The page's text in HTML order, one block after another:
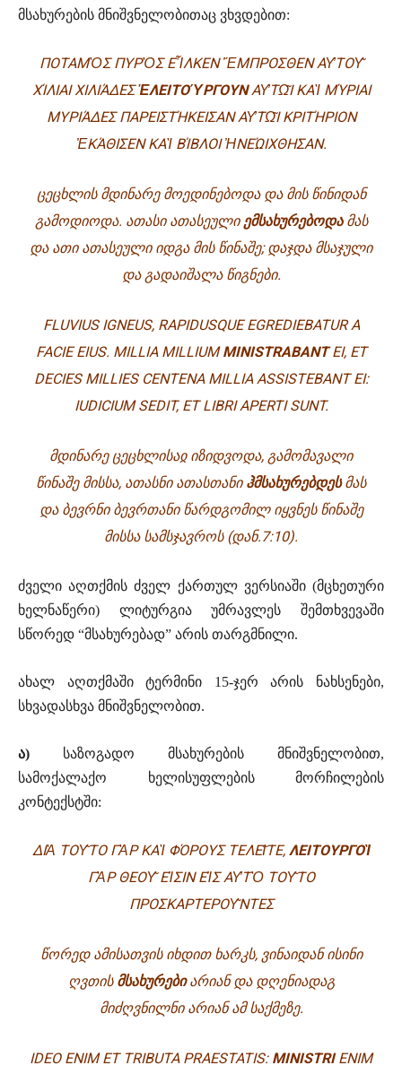
მსახურების მნიშვნელობითაც ვხვდებით:
ΠΟΤΑΜῸΣ ΠΥΡῸΣ ΕἿΛΚΕΝἜΜΠΡΟΣΘΕΝ ΑΥ̓ΤΟΥ͂
ΧΊΛΙΑΙ ΧΙΛΙΆΔΕΣἘΛΕΙΤΟΎΡΓΟΥΝΑΥ̓ΤΩ͂Ι ΚΑῚΜΎΡΙΑΙ
ΜΥΡΙΆΔΕΣ ΠΑΡΕΙΣΤΉΚΕΙΣΑΝ ΑΥ̓ΤΩ͂Ι ΚΡΙΤΉΡΙΟΝ
ἘΚΆΘΙΣΕΝ ΚΑῚΒΊΒΛΟΙἨΝΕΏΙ ΧΘΗΣΑΝ.
ᲪᲔᲪᲮᲚᲘᲡ ᲛᲓᲘᲜᲐᲠᲔ ᲛᲝᲔᲓᲘᲜᲔᲑᲝᲓᲐ ᲓᲐ ᲛᲘᲡ ᲬᲘᲜᲘᲓᲐᲜ
ᲒᲐᲛᲝᲓᲘᲝᲓᲐ. ᲐᲗᲐᲡᲘ ᲐᲗᲐᲡᲔᲣᲚᲘᲔᲛᲡᲐᲮᲣᲠᲔᲑᲝᲓᲐᲛᲐᲡ
ᲓᲐ ᲐᲗᲘ ᲐᲗᲐᲡᲔᲣᲚᲘ ᲘᲓᲒᲐ ᲛᲘᲡ ᲬᲘᲜᲐᲨᲔ; ᲓᲐᲯᲓᲐ ᲛᲡᲐᲯᲣᲚᲘ
ᲓᲐ ᲒᲐᲓᲐᲘᲨᲐᲚᲐ ᲬᲘᲒᲜᲔᲑᲘ.
FLUVIUS IGNEUS, RAPIDUSQUE EGREDIEBATUR A
FACIE EIUS. MILLIA MILLIUMMINISTRABANTEI, ET
DECIES MILLIES CENTENA MILLIA ASSISTEBANT EI:
IUDICIUM SEDIT, ET LIBRI APERTI SUNT.
ᲛᲓᲘᲜᲐᲠᲔ ᲪᲔᲪᲮᲚᲘᲡᲐᲲ ᲘᲖᲘᲓᲕᲝᲓᲐ, ᲒᲐᲛᲝᲛᲐᲕᲐᲚᲘ
ᲬᲘᲜᲐᲨᲔ ᲛᲘᲡᲡᲐ, ᲐᲗᲐᲡᲜᲘ ᲐᲗᲐᲡᲗᲐᲜᲘ ᲰᲛᲡᲐᲮᲣᲠᲔᲑᲓᲔᲡᲛᲐᲡ
ᲓᲐ ᲑᲔᲕᲠᲜᲘ ᲑᲔᲕᲠᲗᲐᲜᲘ ᲬᲐᲠᲓᲒᲝᲛᲘᲚ ᲘᲧᲕᲜᲔᲡ ᲬᲘᲜᲐᲨᲔ
ᲛᲘᲡᲡᲐ ᲡᲐᲛᲡᲯᲐᲕᲠᲝᲡ (ᲓᲐᲜ.7:10).
ძველი აღთქმის ძველ ქართულ ვერსიაში (მცხეთური
ხელნაწერი) ლიტურგია უმრავლეს შემთხვევაში
სწორედ “მსახურებად” არის თარგმნილი.
ახალ აღთქმაში ტერმინი 15-ჯერ არის ნახსენები,
სხვადასხვა მნიშვნელობით.
ა) საზოგადო მსახურების მნიშვნელობით,
სამოქალაქო ხელისუფლების მორჩილების
კონტექსტში:
ΔΙᾺ ΤΟΥ͂ΤΟ ΓᾺΡ ΚΑῚΦΌΡΟΥΣ ΤΕΛΕΙ͂ΤΕ, ΛΕΙΤΟΥΡΓΟῚ
ΓᾺΡ ΘΕΟΥ͂ΕἸΣΙΝ ΕἸΣ ΑΥ̓ΤῸΤΟΥ͂ΤΟ
ΠΡΟΣΚΑΡΤΕΡΟΥ͂ΝΤΕΣ
ᲬᲝᲠᲔᲓ ᲐᲛᲘᲡᲐᲗᲕᲘᲡ ᲘᲮᲓᲘᲗ ᲮᲐᲠᲙᲡ, ᲕᲘᲜᲐᲘᲓᲐᲜ ᲘᲡᲘᲜᲘ
ᲦᲕᲗᲘᲡ ᲛᲡᲐᲮᲣᲠᲔᲑᲘᲐᲠᲘᲐᲜ ᲓᲐ ᲓᲦᲔᲜᲘᲐᲓᲐᲒ
ᲛᲘᲫᲦᲕᲜᲘᲚᲜᲘ ᲐᲠᲘᲐᲜ ᲐᲛ ᲡᲐᲥᲛᲔᲖᲔ.
IDEO ENIM ET TRIBUTA PRAESTATIS: MINISTRIENIM